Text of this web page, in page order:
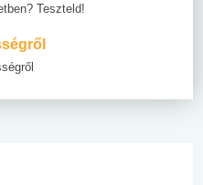
Teszteld!